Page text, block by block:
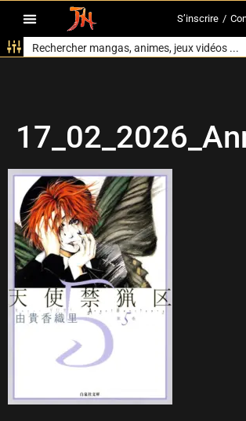
S’inscrire /